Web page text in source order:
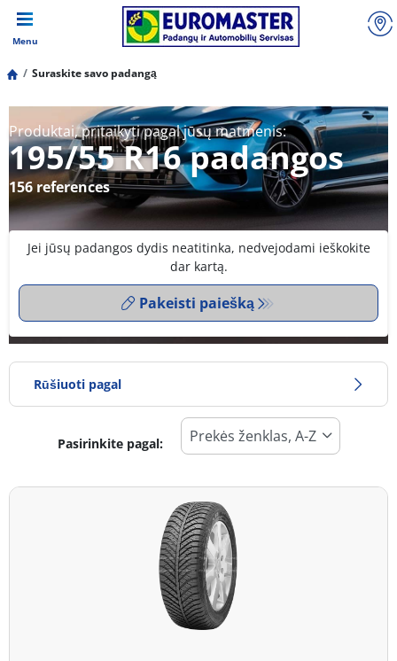
Menu
Suraskite savo padangą
Produktai, pritaikyti pagal jūsų matmenis:
195/55 R16 padangos
156 references
Jei jūsų padangos dydis neatitinka, nedvejodami ieškokite
dar kartą.
Pakeisti paiešką
Rūšiuoti pagal
Padangos tipas
Visi tipai (156)
Visi sezonai (32)
Pasirinkite pagal: